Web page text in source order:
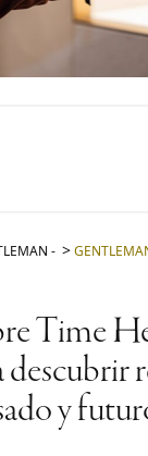
-
Time
descubrir
y